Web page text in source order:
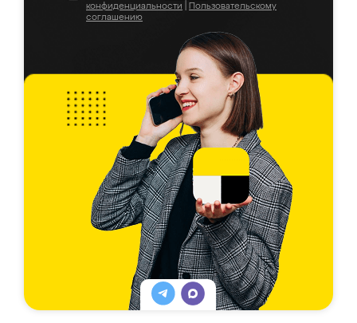
конфиденциальности
Пользовательскому
соглашению